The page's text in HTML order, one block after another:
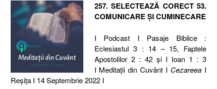
257. SELECTEAZĂ CORECT 53.
COMUNICARE ȘI CUMINECARE
I Podcast I Pasaje Biblice :
Eclesiastul 3 : 14 – 15, Faptele
Apostolilor 2 : 42 și I Ioan 1 : 3
I Meditaţii din Cuvânt I Cezareea I
Reşiţa I 14 Septembrie 2022 I